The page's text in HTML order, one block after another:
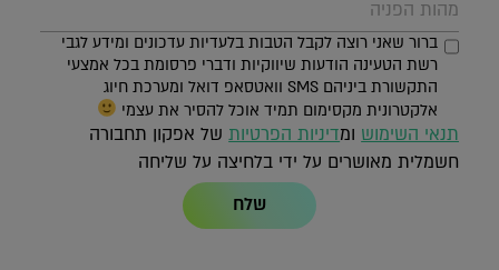
ברור שאני רוצה לקבל הטבות בלעדיות עדכונים ומידע לגבי
רשת הטעינה הודעות שיווקיות ודברי פרסומת בכל אמצעי
התקשורת ביניהם SMS וואטסאפ דואל ומערכת חיוג
אלקטרונית מקסימום תמיד אוכל להסיר את עצמי
תנאי השימוש ומדיניות הפרטיותשל אפקון תחבורה
חשמלית מאושרים על ידי בלחיצה על שליחה
שלח